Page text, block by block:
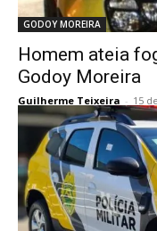
GODOY MOREIRA
Homem ateia
Godoy Moreira
Guilherme Teixeira - 15